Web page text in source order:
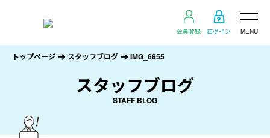
会員登録 ログイン MENU
スタッフブログ
STAFF BLOG
トップページ スタッフブログ IMG_6855